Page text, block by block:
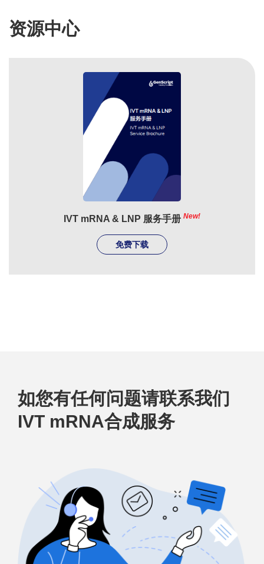
资源中心
IVT mRNA & LNP 服务手册 New!
免费下载
如您有任何问题请联系我们
IVT mRNA合成服务